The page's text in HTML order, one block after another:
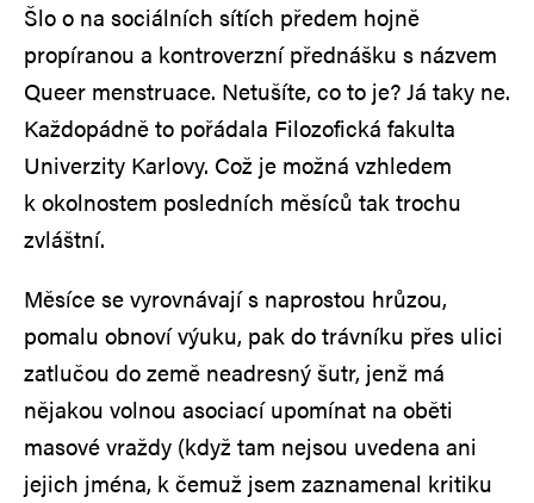
Šlo o na sociálních sítích předem hojně
propíranou a kontroverzní přednášku s názvem
Queer menstruace. Netušíte, co to je? Já taky ne.
Každopádně to pořádala Filozofická fakulta
Univerzity Karlovy. Což je možná vzhledem
k okolnostem posledních měsíců tak trochu
zvláštní.
Měsíce se vyrovnávají s naprostou hrůzou,
pomalu obnoví výuku, pak do trávníku přes ulici
zatlučou do země neadresný šutr, jenž má
nějakou volnou asociací upomínat na oběti
masové vraždy (když tam nejsou uvedena ani
jejich jména, k čemuž jsem zaznamenal kritiku